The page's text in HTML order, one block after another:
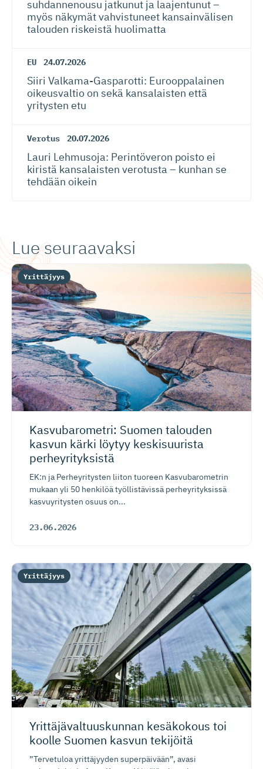
suhdannenousu jatkunut ja laajentunut –
myös näkymät vahvistuneet kansainvälisen
talouden riskeistä huolimatta
EU 24.07.2026
Siiri Valkama-Gas­pa­rotti: Eurooppalainen
oikeusvaltio on sekä kansalaisten että
yritysten etu
Verotus 20.07.2026
Lauri Lehmusoja: Perintöveron poisto ei
kiristä kansalaisten verotusta – kunhan se
tehdään oikein
Lue seuraavaksi
Kasvubaro­metri: Suomen talouden
kasvun kärki löytyy keskisuurista
perheyrityksistä
EK:n ja Perheyritysten liiton tuoreen Kasvubarometrin
mukaan yli 50 henkilöä työllistävissä perheyrityksissä
kasvuyritysten osuus on...
23.06.2026
Yrittäjyys
Yrittäjäval­tuus­kunnan kesäkokous toi
koolle Suomen kasvun tekijöitä
”Tervetuloa yrittäjyyden superpäivään”, avasi
Yrittäjyys